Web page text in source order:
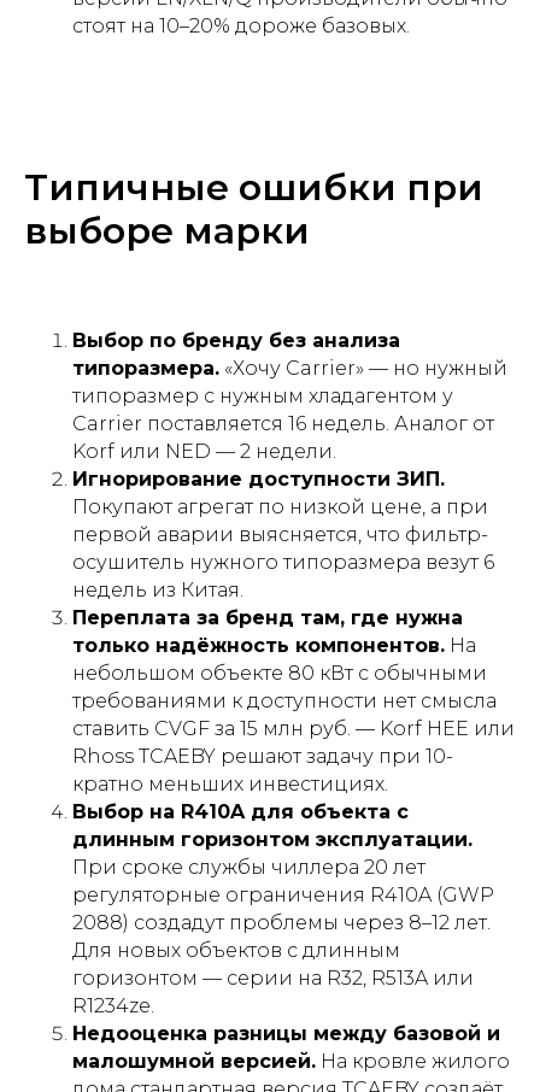
стоят на 10–20% дороже базовых.
Типичные ошибки при
выборе марки
Выбор по бренду без анализа
типоразмера. «Хочу Carrier» — но нужный
типоразмер с нужным хладагентом у
Carrier поставляется 16 недель. Аналог от
Korf или NED — 2 недели.
Игнорирование доступности ЗИП.
Покупают агрегат по низкой цене, а при
первой аварии выясняется, что фильтр-
осушитель нужного типоразмера везут 6
недель из Китая.
Переплата за бренд там, где нужна
только надёжность компонентов. На
небольшом объекте 80 кВт с обычными
требованиями к доступности нет смысла
ставить CVGF за 15 млн руб. — Korf HEE или
Rhoss TCAEBY решают задачу при 10-
кратно меньших инвестициях.
Выбор на R410A для объекта с
длинным горизонтом эксплуатации.
При сроке службы чиллера 20 лет
регуляторные ограничения R410A (GWP
2088) создадут проблемы через 8–12 лет.
Для новых объектов с длинным
горизонтом — серии на R32, R513A или
R1234ze.
Недооценка разницы между базовой и
малошумной версией. На кровле жилого